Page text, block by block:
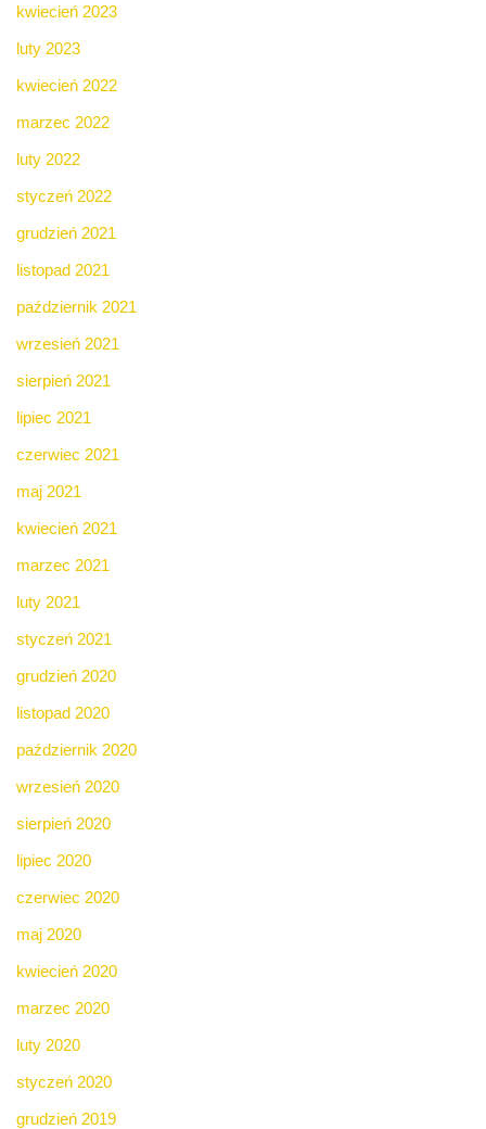
kwiecień 2023
luty 2023
kwiecień 2022
marzec 2022
luty 2022
styczeń 2022
grudzień 2021
listopad 2021
październik 2021
wrzesień 2021
sierpień 2021
lipiec 2021
czerwiec 2021
maj 2021
kwiecień 2021
marzec 2021
luty 2021
styczeń 2021
grudzień 2020
listopad 2020
październik 2020
wrzesień 2020
sierpień 2020
lipiec 2020
czerwiec 2020
maj 2020
kwiecień 2020
marzec 2020
luty 2020
styczeń 2020
grudzień 2019